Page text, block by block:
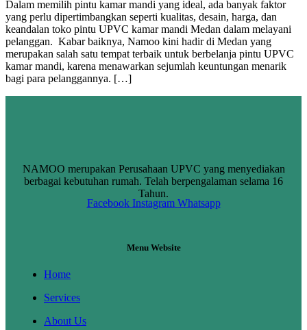
Dalam memilih pintu kamar mandi yang ideal, ada banyak faktor
yang perlu dipertimbangkan seperti kualitas, desain, harga, dan
keandalan toko pintu UPVC kamar mandi Medan dalam melayani
pelanggan. Kabar baiknya, Namoo kini hadir di Medan yang
merupakan salah satu tempat terbaik untuk berbelanja pintu UPVC
kamar mandi, karena menawarkan sejumlah keuntungan menarik
bagi para pelanggannya. […]
NAMOO merupakan Perusahaan UPVC yang menyediakan
berbagai kebutuhan rumah. Telah berpengalaman selama 16
Tahun.
Facebook Instagram Whatsapp
Menu Website
Home
Services
About Us